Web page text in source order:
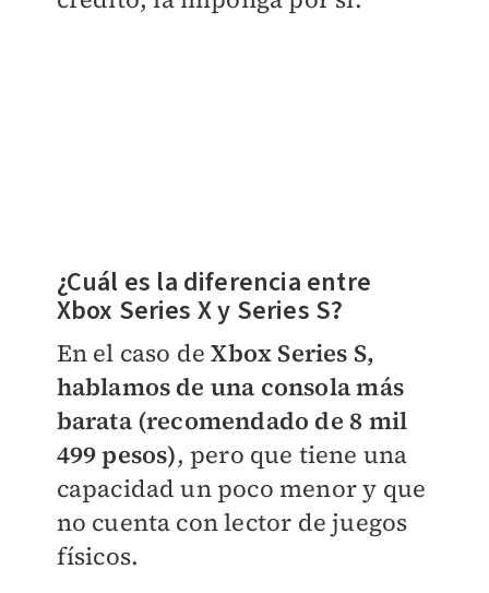
¿Cuál es la diferencia entre
Xbox Series X y Series S?
En el caso deXbox Series S,
hablamos de una consola más
barata (recomendado de 8 mil
499 pesos), pero que tiene una
capacidad un poco menor y que
no cuenta con lector de juegos
físicos.